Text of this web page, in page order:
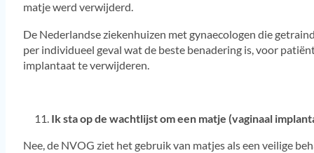
matje werd verwijderd.
De Nederlandse ziekenhuizen met gynaecologen die
per individueel geval wat de beste benadering is, voor
implantaat te verwijderen.
Ik sta op de wachtlijst om een matje (vaginaal
Nee, de NVOG ziet het gebruik van matjes als een veilige